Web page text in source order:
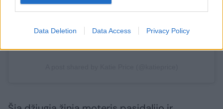
Data Deletion Data Access Privacy Policy